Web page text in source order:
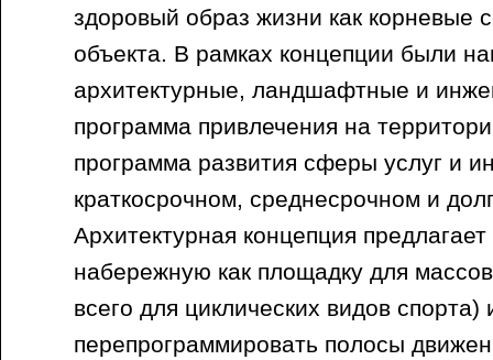
здоровый образ жизни как корневые
объекта. В рамках концепции были
архитектурные, ландшафтные и
программа привлечения на
программа развития сферы услуг и
краткосрочном, среднесрочном и
Архитектурная концепция
набережную как площадку для
всего для циклических видов спорта)
перепрограммировать полосы